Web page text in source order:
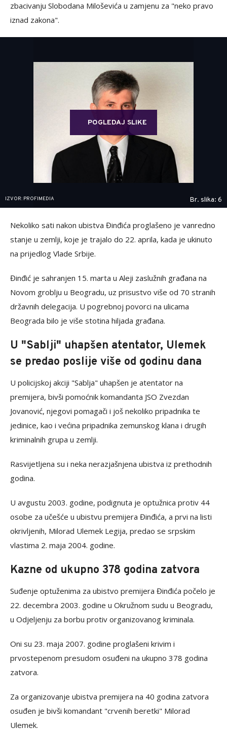
zbacivanju Slobodana Miloševića u zamjenu za "neko pravo
iznad zakona".
POGLEDAJ SLIKE
IZVOR: PROFIMEDIA Br. slika: 6
Nekoliko sati nakon ubistva Đinđića proglašeno je vanredno
stanje u zemlji, koje je trajalo do 22. aprila, kada je ukinuto
na prijedlog Vlade Srbije.
Đinđić je sahranjen 15. marta u Aleji zaslužnih građana na
Novom groblju u Beogradu, uz prisustvo više od 70 stranih
državnih delegacija. U pogrebnoj povorci na ulicama
Beograda bilo je više stotina hiljada građana.
U "Sablji" uhapšen atentator, Ulemek
se predao poslije više od godinu dana
U policijskoj akciji "Sablja" uhapšen je atentator na
premijera, bivši pomoćnik komandanta JSO Zvezdan
Jovanović, njegovi pomagači i još nekoliko pripadnika te
jedinice, kao i većina pripadnika zemunskog klana i drugih
kriminalnih grupa u zemlji.
Rasvijetljena su i neka nerazjašnjena ubistva iz prethodnih
godina.
U avgustu 2003. godine, podignuta je optužnica protiv 44
osobe za učešće u ubistvu premijera Đinđića, a prvi na listi
okrivljenih, Milorad Ulemek Legija, predao se srpskim
vlastima 2. maja 2004. godine.
Kazne od ukupno 378 godina zatvora
Suđenje optuženima za ubistvo premijera Đinđića počelo je
22. decembra 2003. godine u Okružnom sudu u Beogradu,
u Odjeljenju za borbu protiv organizovanog kriminala.
Oni su 23. maja 2007. godine proglašeni krivim i
prvostepenom presudom osuđeni na ukupno 378 godina
zatvora.
Za organizovanje ubistva premijera na 40 godina zatvora
osuđen je bivši komandant "crvenih beretki" Milorad
Ulemek.